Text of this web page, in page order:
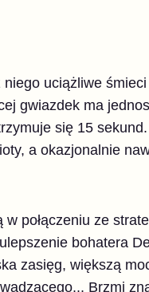
uciążliwe
gwiazdek ma
się 15
a okazjonalnie
połączeniu ze
bohatera
zasięg, większą
Brzmi